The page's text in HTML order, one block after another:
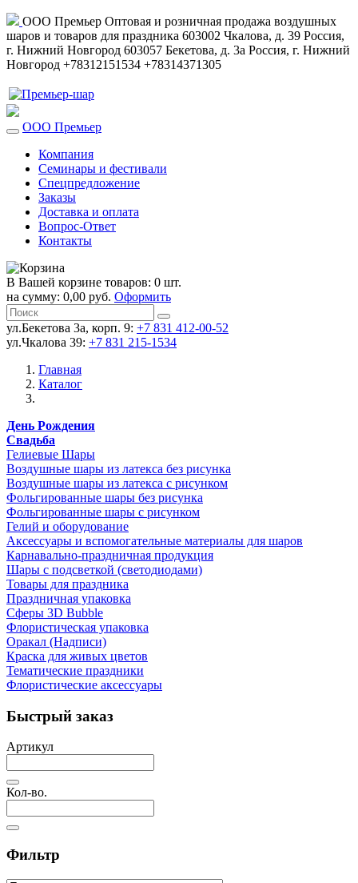
ООО Премьер Оптовая и розничная продажа воздушных
шаров и товаров для праздника 603002 Чкалова, д. 39 Россия,
г. Нижний Новгород 603057 Бекетова, д. 3а Россия, г. Нижний
Новгород +78312151534 +78314371305
ООО Премьер
Компания
Семинары и фестивали
Спецпредложение
Заказы
Доставка и оплата
Вопрос-Ответ
Контакты
В Вашей корзине товаров: 0 шт.
на сумму: 0,00 руб. Оформить
ул.Бекетова 3а, корп. 9: +7 831 412-00-52
ул.Чкалова 39: +7 831 215-1534
Главная
Каталог
День Рождения
Свадьба
Гелиевые Шары
Воздушные шары из латекса без рисунка
Воздушные шары из латекса с рисунком
Фольгированные шары без рисунка
Фольгированные шары с рисунком
Гелий и оборудование
Аксессуары и вспомогательные материалы для шаров
Карнавально-праздничная продукция
Шары с подсветкой (светодиодами)
Товары для праздника
Праздничная упаковка
Сферы 3D Bubble
Флористическая упаковка
Оракал (Надписи)
Краска для живых цветов
Тематические праздники
Флористические аксессуары
Быстрый заказ
Артикул
Кол-во.
Фильтр